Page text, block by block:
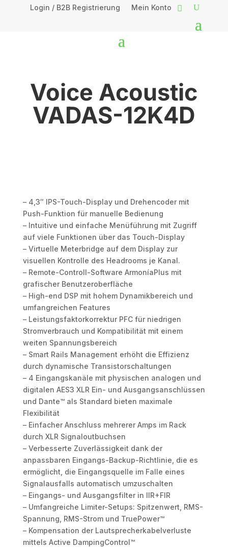
Login / B2B Registrierung Mein Konto
Voice Acoustic
VADAS-12K4D
– 4,3″ IPS-Touch-Display und Drehencoder mit
Push-Funktion für manuelle Bedienung
– Intuitive und einfache Menüführung mit Zugriff
auf viele Funktionen über das Touch-Display
– Virtuelle Meterbridge auf dem Display zur
visuellen Kontrolle des Headrooms je Kanal.
– Remote-Controll-Software ArmoníaPlus mit
grafischer Benutzeroberfläche
– High-end DSP mit hohem Dynamikbereich und
umfangreichen Features
– Leistungsfaktorkorrektur PFC für niedrigen
Stromverbrauch und Kompatibilität mit einem
weiten Spannungsbereich
– Smart Rails Management erhöht die Effizienz
durch dynamische Transistorschaltungen
– 4 Eingangskanäle mit physischen analogen und
digitalen AES3 XLR Ein- und Ausgangsanschlüssen
und Dante™ als Standard bieten maximale
Flexibilität
– Einfacher Anschluss mehrerer Amps im Rack
durch XLR Signaloutbuchsen
– Verbesserte Zuverlässigkeit dank der
anpassbaren Eingangs-Backup-Richtlinie, die es
ermöglicht, die Eingangsquelle im Falle eines
Signalausfalls automatisch umzuschalten
– Eingangs- und Ausgangsfilter in IIR+FIR
– Umfangreiche Limiter-Setups: Spitzenwert, RMS-
Spannung, RMS-Strom und TruePower™
– Kompensation der Lautsprecherkabelverluste
mittels Active DampingControl™